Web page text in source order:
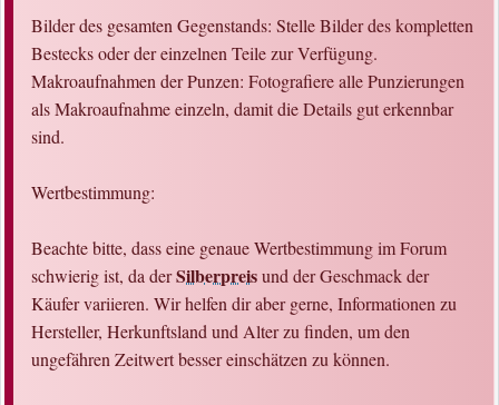
Bilder des gesamten Gegenstands: Stelle Bilder des kompletten
Bestecks oder der einzelnen Teile zur Verfügung.
Makroaufnahmen der Punzen: Fotografiere alle Punzierungen
als Makroaufnahme einzeln, damit die Details gut erkennbar
sind.
Wertbestimmung:
Beachte bitte, dass eine genaue Wertbestimmung im Forum
schwierig ist, da derSilberpreisund der Geschmack der
Käufer variieren. Wir helfen dir aber gerne, Informationen zu
Hersteller, Herkunftsland und Alter zu finden, um den
ungefähren Zeitwert besser einschätzen zu können.